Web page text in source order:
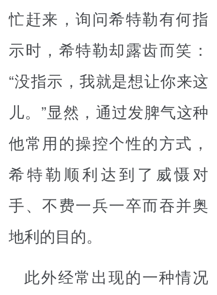
忙赶来，询问希特勒有何指
示时，希特勒却露齿而笑：
“没指示，我就是想让你来这
儿。”显然，通过发脾气这种
他常用的操控个性的方式，
希特勒顺利达到了威慑对
手、不费一兵一卒而吞并奥
地利的目的。
此外经常出现的一种情况